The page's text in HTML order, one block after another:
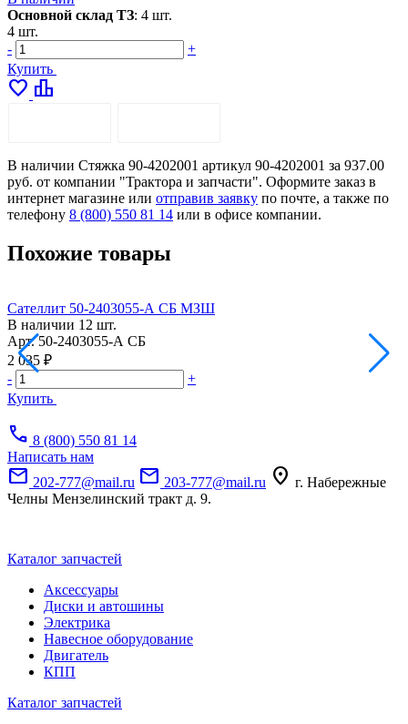
Основной склад ТЗ: 4 шт.
4 шт.
-
+
Купить
favorite leaderboard
В наличии Стяжка 90-4202001 артикул 90-4202001 за 937.00
руб. от компании "Трактора и запчасти". Оформите заказ в
интернет магазине или отправив заявку по почте, а также по
телефону 8 (800) 550 81 14 или в офисе компании.
Похожие товары
Сателлит 50-2403055-А СБ МЗШ
В наличии 12 шт.
Арт. 50-2403055-А СБ
2 035 ₽
-
+
Купить
call 8 (800) 550 81 14
Написать нам
mail 202-777@mail.ru mail 203-777@mail.ru location_on г. Набережные
Челны Мензелинский тракт д. 9.
Каталог запчастей
Аксессуары
Диски и автошины
Электрика
Навесное оборудование
Двигатель
КПП
Каталог запчастей